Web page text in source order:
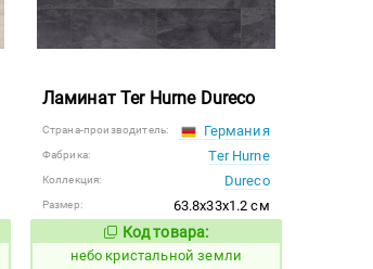
Ламинат Ter Hurne Dureco
Страна-производитель: Германия
Фабрика: Ter Hurne
Коллекция: Dureco
Размер:
63.8x33x1.2 см
Код товара:
1123780Код товара:
небо кристальной земли